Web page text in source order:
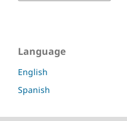
Language
English
Spanish